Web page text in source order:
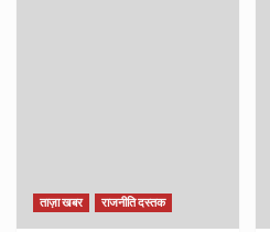
ताज़ा खबर राजनीति दस्तक